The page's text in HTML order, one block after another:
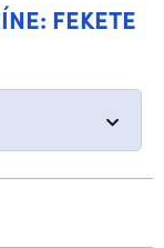
FEKETE